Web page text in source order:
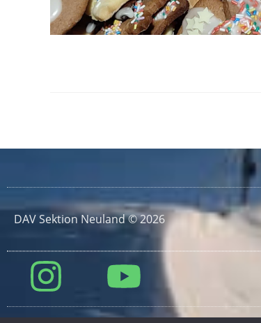
DAV Sektion Neuland © 2026